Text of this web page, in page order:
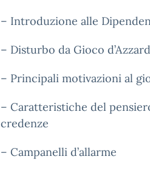
– Introduzione alle
– Disturbo da Gioco
– Principali motivazioni al
– Caratteristiche del
credenze
– Campanelli d’allarme